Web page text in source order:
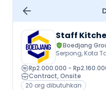
Staff
Boedjang
Serpong, Kota
Rp2.000.000 -
Contract, Onsite
20 org dibutuhkan